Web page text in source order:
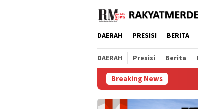
DAERAH PRESISI BERITA
DAERAH Presisi Berita
Breaking News
Baznas Purworejo